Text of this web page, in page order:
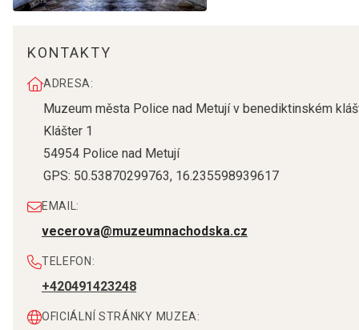
KONTAKTY
ADRESA:
Muzeum města Police nad Metují v benediktinském
Klášter 1
54954 Police nad Metují
GPS: 50.53870299763, 16.235598939617
EMAIL:
vecerova@muzeumnachodska.cz
TELEFON:
+420491423248
OFICIÁLNÍ STRÁNKY MUZEA: